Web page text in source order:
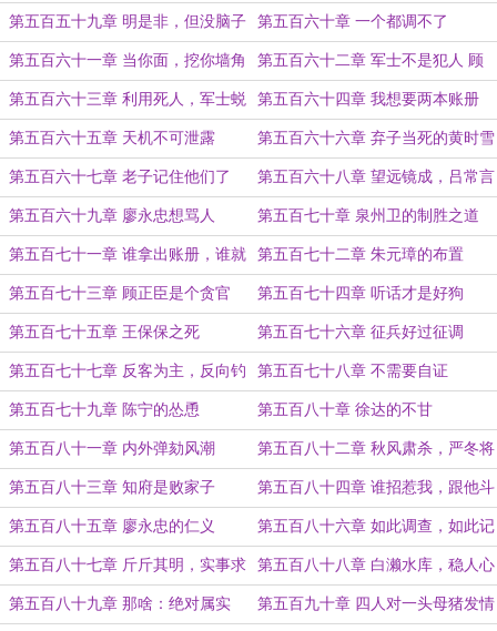
锋
第五百五十九章 明是非，但没脑子 第五百六十章 一个都调不了
第五百六十一章 当你面，挖你墙角 第五百六十二章 军士不是犯人 顾
正臣看着
第五百六十三章 利用死人，军士蜕
变
第五百六十四章 我想要两本账册
第五百六十五章 天机不可泄露 第五百六十六章 弃子当死的黄时雪
第五百六十七章 老子记住他们了 第五百六十八章 望远镜成，吕常言
至
第五百六十九章 廖永忠想骂人 第五百七十章 泉州卫的制胜之道
第五百七十一章 谁拿出账册，谁就
有问题
第五百七十二章 朱元璋的布置
第五百七十三章 顾正臣是个贪官 第五百七十四章 听话才是好狗
第五百七十五章 王保保之死 第五百七十六章 征兵好过征调
第五百七十七章 反客为主，反向钓
鱼
第五百七十八章 不需要自证
第五百七十九章 陈宁的怂恿 第五百八十章 徐达的不甘
第五百八十一章 内外弹劾风潮 第五百八十二章 秋风肃杀，严冬将
至
第五百八十三章 知府是败家子 第五百八十四章 谁招惹我，跟他斗
到底
第五百八十五章 廖永忠的仁义 第五百八十六章 如此调查，如此记
录
第五百八十七章 斤斤其明，实事求
是
第五百八十八章 白濑水库，稳人心
第五百八十九章 那啥：绝对属实 第五百九十章 四人对一头母猪发情